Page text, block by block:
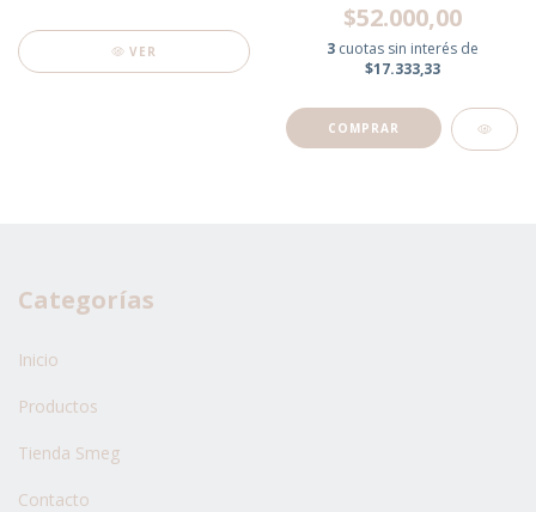
VER
$52.000,00
3 cuotas sin interés de
$17.333,33
Categorías
Inicio
Productos
Tienda Smeg
Contacto